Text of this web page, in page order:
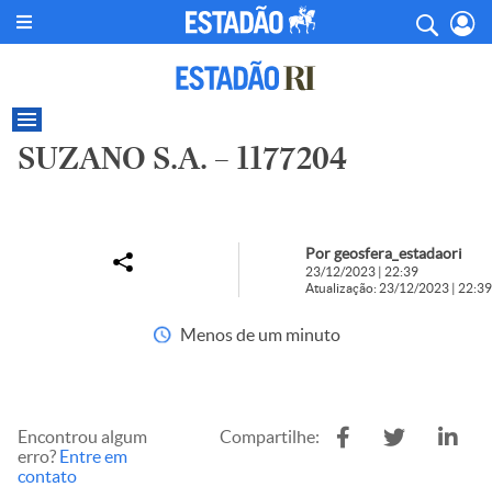
SUZANO S.A. – 1177204
Por geosfera_estadaori
23/12/2023 | 22:39
Atualização: 23/12/2023 | 22:39
Menos de um minuto
Encontrou algum
erro? Entre em
contato
Compartilhe: